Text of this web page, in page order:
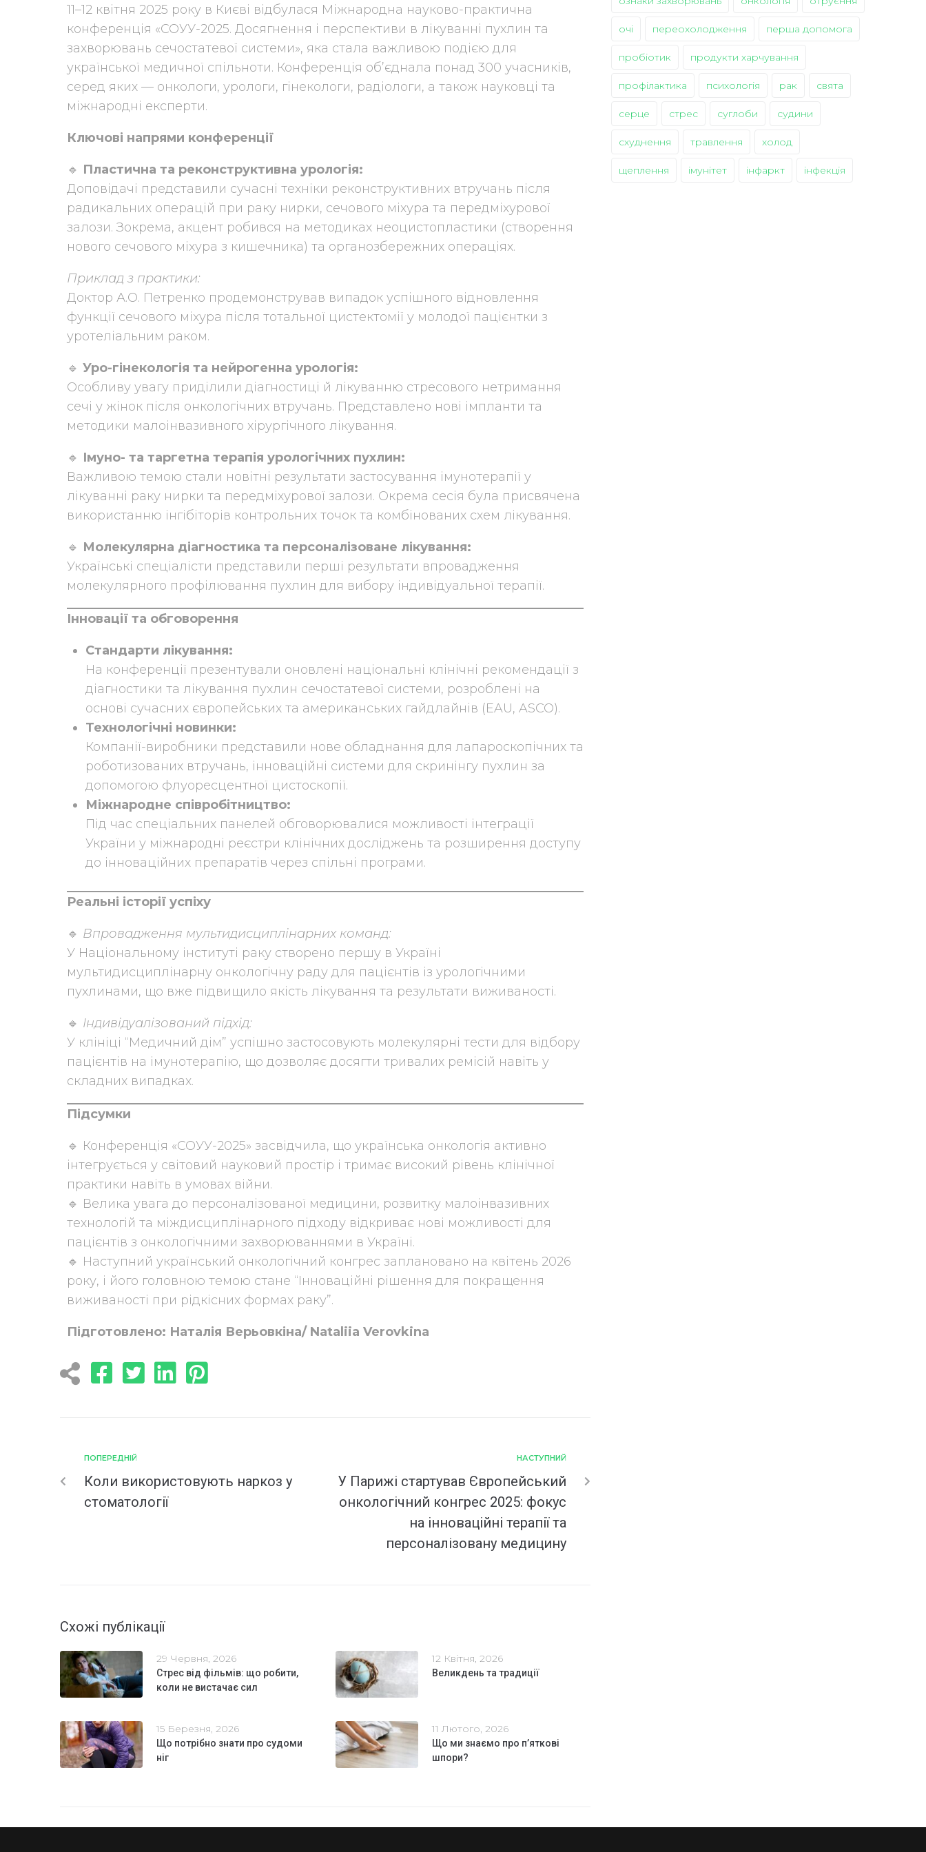
11–12 квітня 2025 року в Києві відбулася Міжнародна науково-практична
конференція «СОУУ-2025. Досягнення і перспективи в лікуванні пухлин та
захворювань сечостатевої системи», яка стала важливою подією для
української медичної спільноти. Конференція об’єднала понад 300 учасників,
серед яких — онкологи, урологи, гінекологи, радіологи, а також науковці та
міжнародні експерти.
Ключові напрями конференції
🔹 Пластична та реконструктивна урологія:
Доповідачі представили сучасні техніки реконструктивних втручань після
радикальних операцій при раку нирки, сечового міхура та передміхурової
залози. Зокрема, акцент робився на методиках неоцистопластики (створення
нового сечового міхура з кишечника) та органозбережних операціях.
Приклад з практики:
Доктор А.О. Петренко продемонстрував випадок успішного відновлення
функції сечового міхура після тотальної цистектомії у молодої пацієнтки з
уротеліальним раком.
🔹 Уро-гінекологія та нейрогенна урологія:
Особливу увагу приділили діагностиці й лікуванню стресового нетримання
сечі у жінок після онкологічних втручань. Представлено нові імпланти та
методики малоінвазивного хірургічного лікування.
🔹 Імуно- та таргетна терапія урологічних пухлин:
Важливою темою стали новітні результати застосування імунотерапії у
лікуванні раку нирки та передміхурової залози. Окрема сесія була присвячена
використанню інгібіторів контрольних точок та комбінованих схем лікування.
🔹 Молекулярна діагностика та персоналізоване лікування:
Українські спеціалісти представили перші результати впровадження
молекулярного профілювання пухлин для вибору індивідуальної терапії.
Інновації та обговорення
Стандарти лікування:
На конференції презентували оновлені національні клінічні рекомендації з
діагностики та лікування пухлин сечостатевої системи, розроблені на
основі сучасних європейських та американських гайдлайнів (EAU, ASCO).
Технологічні новинки:
Компанії-виробники представили нове обладнання для лапароскопічних та
роботизованих втручань, інноваційні системи для скринінгу пухлин за
допомогою флуоресцентної цистоскопії.
Міжнародне співробітництво:
Під час спеціальних панелей обговорювалися можливості інтеграції
України у міжнародні реєстри клінічних досліджень та розширення доступу
до інноваційних препаратів через спільні програми.
Реальні історії успіху
🔹 Впровадження мультидисциплінарних команд:
У Національному інституті раку створено першу в Україні
мультидисциплінарну онкологічну раду для пацієнтів із урологічними
пухлинами, що вже підвищило якість лікування та результати виживаності.
🔹 Індивідуалізований підхід:
У клініці “Медичний дім” успішно застосовують молекулярні тести для відбору
пацієнтів на імунотерапію, що дозволяє досягти тривалих ремісій навіть у
складних випадках.
Підсумки
🔹 Конференція «СОУУ-2025» засвідчила, що українська онкологія активно
інтегрується у світовий науковий простір і тримає високий рівень клінічної
практики навіть в умовах війни.
🔹 Велика увага до персоналізованої медицини, розвитку малоінвазивних
технологій та міждисциплінарного підходу відкриває нові можливості для
пацієнтів з онкологічними захворюваннями в Україні.
🔹 Наступний український онкологічний конгрес заплановано на квітень 2026
року, і його головною темою стане “Інноваційні рішення для покращення
виживаності при рідкісних формах раку”.
Підготовлено: Наталія Верьовкіна/ Nataliia Verovkina
ПОПЕРЕДНІЙ
Коли використовують наркоз у
стоматології
НАСТУПНИЙ
У Парижі стартував Європейський
онкологічний конгрес 2025: фокус
на інноваційні терапії та
персоналізовану медицину
Схожі публікації
29 Червня, 2026
Стрес від фільмів: що робити,
коли не вистачає сил
12 Квітня, 2026
Великдень та традиції
15 Березня, 2026
Що потрібно знати про судоми
ніг
11 Лютого, 2026
Що ми знаємо про п’яткові
шпори?
очі переохолодження перша допомога
пробіотик продукти харчування
профілактика психологія рак свята
серце стрес суглоби судини
схуднення травлення холод
щеплення імунітет інфаркт інфекція